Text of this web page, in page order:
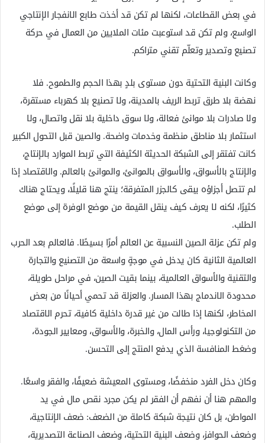
في بعض القطاعات، لكنها لم تكن قد أخذت طابع الانفجار الإنتاجي
الواسع، ولم تكن قد استوعبت مئات الملايين من العمال في حركة
تصنيع وتصدير وتعلّم تقني متراكم.
وكانت البنية التحتية دون مستوى بلدٍ بهذا الحجم والطموح. فلا
نهضة بلا طرق تربط الريف بالمدينة، ولا تصنيع بلا كهرباء مستقرة،
ولا صادرات بلا موانئ فعالة، ولا سوق داخلية بلا نقل واتصال، ولا
استثمار بلا مناطق منظمة وخدمات واضحة. والصين قبل التحول الكبير
كانت تفتقر إلى الشبكة الحديثة الكثيفة التي تربط الموارد بالإنتاج،
والإنتاج بالأسواق، والأسواق بالموانئ، والموانئ بالعالم. والاقتصاد إذا
لم تتصل أجزاؤه يبقى كالجزر المتفرقة؛ ينتج هنا قليلًا، ويحتاج هناك
كثيرًا، لكنه لا يعرف كيف ينقل القيمة من موضع الوفرة إلى موضع
الطلب.
ولم تكن عزلة الصين النسبية عن العالم أمرًا بسيطًا. فالعالم بعد الحرب
العالمية الثانية كان يدخل في موجةٍ واسعة من التصنيع والتجارة
والتقنية والأسواق العالمية، بينما بقيت الصين، في مراحل طويلة،
محدودة الاندماج بهذا المسار. والعزلة قد تحمي أحيانًا من بعض
المخاطر، لكنها إذا طالت من غير قدرة داخلية كافية، تحرم الاقتصاد
من التكنولوجيا، ورأس المال، والخبرة، والأسواق، ومعايير الجودة،
وضغط المنافسة الذي يدفع المنتج إلى التحسن.
وكان دخل الفرد منخفضًا، ومستوى المعيشة ضعيفًا، والفقر واسعًا.
والمهم هنا أن نفهم أن الفقر لم يكن مجرد نقص مال في يد
المواطن، بل كان نتيجة شبكة كاملة من الضعف: ضعف الإنتاجية،
وضعف الحوافز، وضعف البنية التحتية، وضعف الصناعة التصديرية،